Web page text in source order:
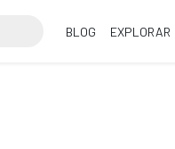
BLOG EXPLORAR